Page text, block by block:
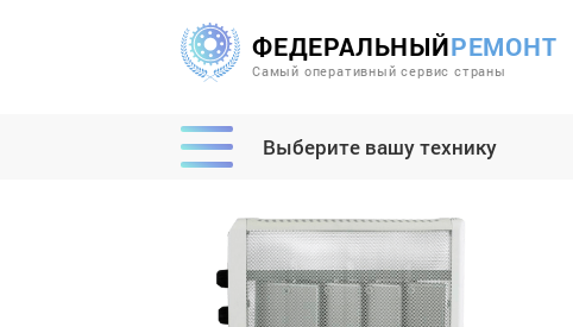
ФЕДЕРАЛЬНЫЙРЕМОНТ
Самый оперативный сервис страны
Выберите вашу технику